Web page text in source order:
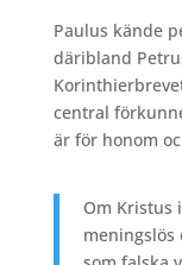
Paulus kände
däribland
central
är för honom
Om Kristus
meningslös